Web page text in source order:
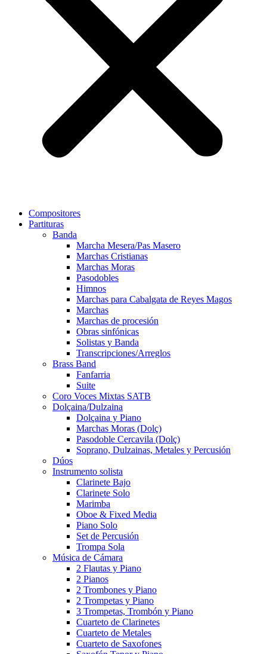
Compositores
Partituras
Banda
Marcha Mesera/Pas Masero
Marchas Cristianas
Marchas Moras
Pasodobles
Himnos
Marchas para Cabalgata de Reyes Magos
Marchas
Marchas de procesión
Obras sinfónicas
Solistas y Banda
Transcripciones/Arreglos
Brass Band
Fanfarria
Suite
Coro Voces Mixtas SATB
Dolçaina/Dulzaina
Dolçaina y Piano
Marchas Moras (Dolç)
Pasodoble Cercavila (Dolç)
Soprano, Dulzainas, Metales y Percusión
Dúos
Instrumento solista
Clarinete Bajo
Clarinete Solo
Marimba
Oboe & Fixed Media
Piano Solo
Set de Percusión
Trompa Sola
Música de Cámara
2 Flautas y Piano
2 Pianos
2 Trombones y Piano
2 Trompetas y Piano
3 Trompetas, Trombón y Piano
Cuarteto de Clarinetes
Cuarteto de Metales
Cuarteto de Saxofones